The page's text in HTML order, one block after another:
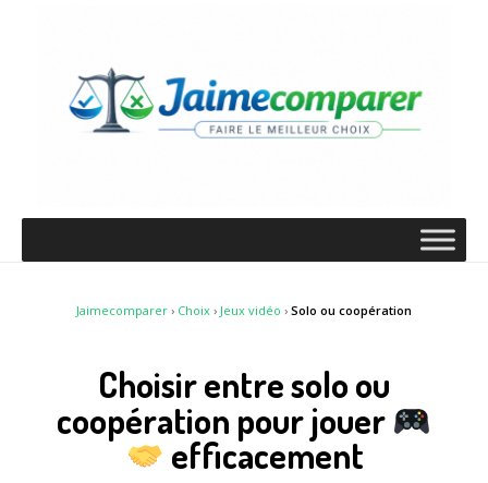
Jaimecomparer › Choix › Jeux vidéo › Solo ou coopération
Choisir entre solo ou
coopération pour jouer
efficacement